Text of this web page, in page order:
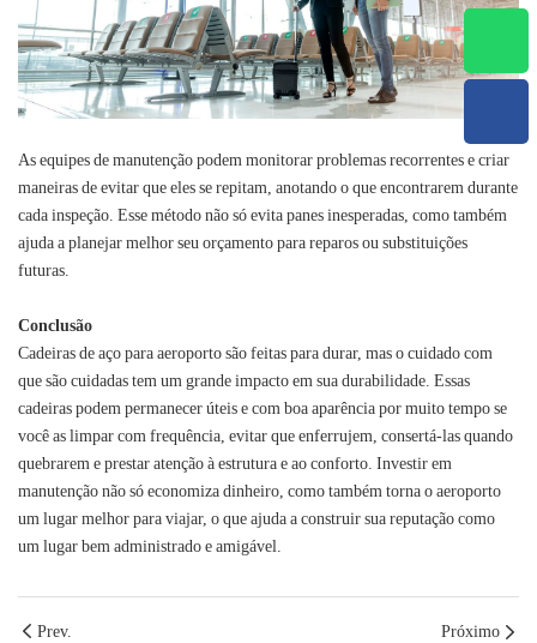
As equipes de manutenção podem monitorar problemas recorrentes e criar
maneiras de evitar que eles se repitam, anotando o que encontrarem durante
cada inspeção. Esse método não só evita panes inesperadas, como também
ajuda a planejar melhor seu orçamento para reparos ou substituições
futuras.
Conclusão
Cadeiras de aço para aeroporto são feitas para durar, mas o cuidado com
que são cuidadas tem um grande impacto em sua durabilidade. Essas
cadeiras podem permanecer úteis e com boa aparência por muito tempo se
você as limpar com frequência, evitar que enferrujem, consertá-las quando
quebrarem e prestar atenção à estrutura e ao conforto. Investir em
manutenção não só economiza dinheiro, como também torna o aeroporto
um lugar melhor para viajar, o que ajuda a construir sua reputação como
um lugar bem administrado e amigável.
Prev. Próximo